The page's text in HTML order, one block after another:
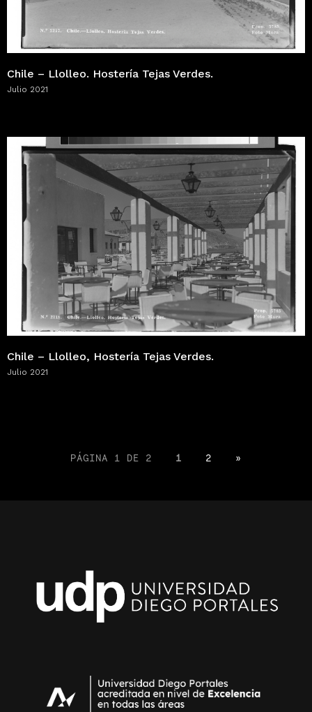
Chile – Llolleo. Hostería Tejas Verdes.
Julio 2021
Chile – Llolleo, Hostería Tejas Verdes.
Julio 2021
PÁGINA 1 DE 2 1 2 »